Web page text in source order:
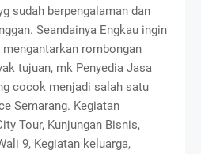
sudah berpengalaman dan
Seandainya Engkau ingin
rombongan
tujuan, mk Penyedia Jasa
cocok menjadi salah satu
Semarang. Kegiatan
Tour, Kunjungan Bisnis,
9, Kegiatan keluarga,